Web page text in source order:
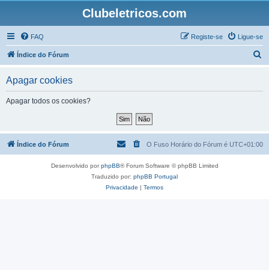
Clubeletricos.com
FAQ Ligue-se
Registe-se
Índice do Fórum
a
Apagar cookies
Apagar todos os cookies?
Índice do Fórum O Fuso Horário do Fórum é UTC+01:00
Desenvolvido porphpBB® Forum Software © phpBB Limited
Traduzido por: phpBB Portugal
Privacidade | Termos